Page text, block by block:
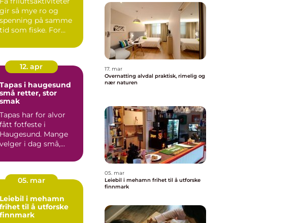
gir så mye ro og
spenning på samme
tid som fiske. For
12. apr
Tapas i haugesund
små retter, stor
smak
Tapas har for alvor
fått fotfeste i
Haugesund. Mange
velger i dag små,
tradis...
05. mar
Leiebil i mehamn
frihet til å utforske
finnmark
17. mar
Overnatting alvdal praktisk, rimelig og
nær naturen
05. mar
Leiebil i mehamn frihet til å utforske
finnmark